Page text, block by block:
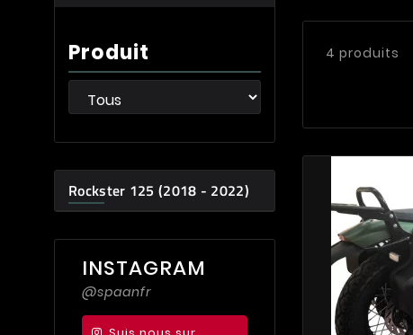
Produit
Rockster 125 (2018 - 2022)
INSTAGRAM
@spaanfr
4 produits